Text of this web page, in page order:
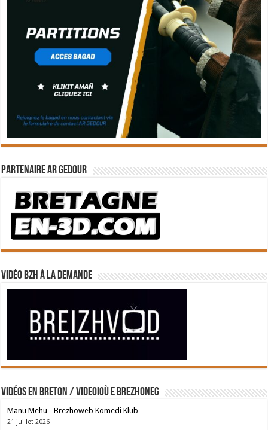
Partenaire Ar Gedour
Vidéo BZH à la demande
Vidéos en breton / Videoioù e brezhoneg
Manu Mehu - Brezhoweb Komedi Klub
21 juillet 2026